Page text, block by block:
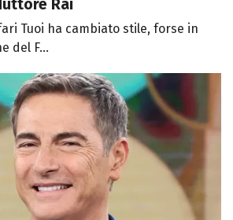
Rai
Tuoi ha cambiato stile, forse in
del F...